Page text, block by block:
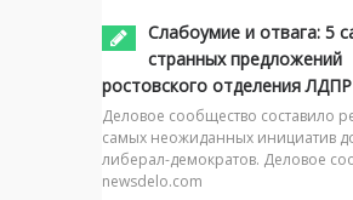
Слабоумие и отвага: 5
странных предложений
ростовского отделения ЛДПР
Деловое сообщество составило
самых неожиданных инициатив
либерал-демократов. Деловое
newsdelo.com